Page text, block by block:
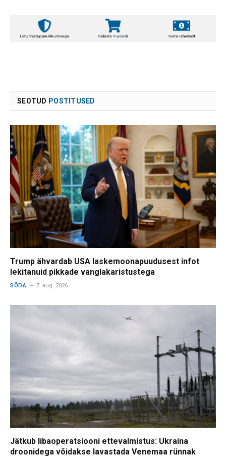
SEOTUD POSTITUSED
Trump ähvardab USA laskemoonapuudusest infot
lekitanuid pikkade vanglakaristustega
SÕDA 7. aug. 2026
Jätkub libaoperatsiooni ettevalmistus: Ukraina
droonidega võidakse lavastada Venemaa rünnak